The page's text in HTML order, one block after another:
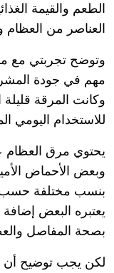
الطعم والقيمة
العناصر من العظام
وتوضح تجربتي مع
مهم في جودة
وكانت المرقة
للاستخدام اليومي
يحتوي مرق العظام
وبعض الأحماض
بنسب مختلفة حسب
يعتبره البعض
بصحة المفاصل
لكن يجب توضيح أن